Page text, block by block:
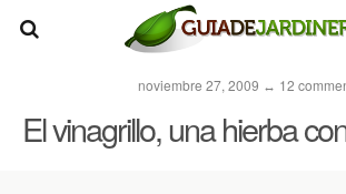
noviembre 27, 2009 ↔ 12
El vinagrillo, una hierba